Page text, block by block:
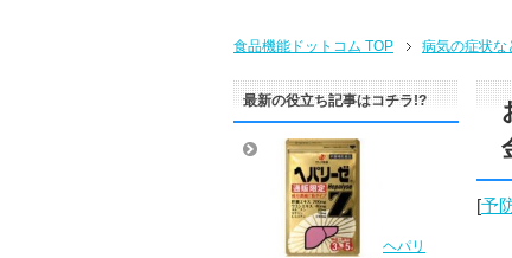
食品機能ドットコム TOP 病気の症状な
[予
最新の役立ち記事はコチラ!?
ヘパリ